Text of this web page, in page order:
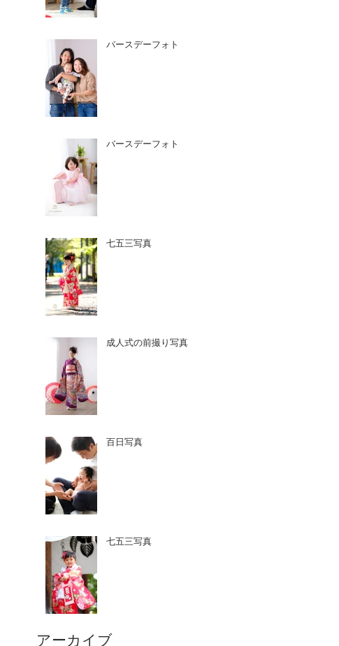
バースデーフォト
バースデーフォト
七五三写真
成人式の前撮り写真
百日写真
七五三写真
アーカイブ